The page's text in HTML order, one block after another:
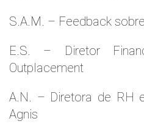
S.A.M. – Feedback
E.S. – Diretor
Outplacement
A.N. – Diretora de RH
Agnis